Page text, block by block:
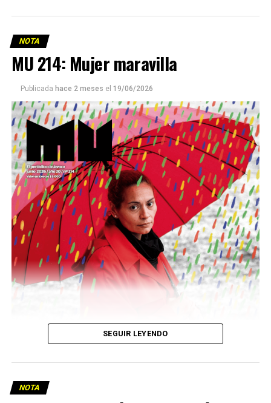
Este número 215 de MU ☝️viene con doble tapa, que
podría ser una frase:
Sin chamuyo, a remarla.
Descargar la Mu en PDF
NOTA
MU 214: Mujer maravilla
Publicada hace 2 meses el 19/06/2026
SEGUIR LEYENDO
NOTA